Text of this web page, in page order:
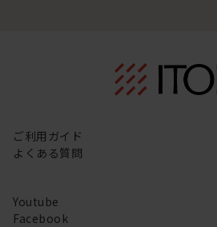
ご利用ガイド
よくある質問
Youtube
Facebook